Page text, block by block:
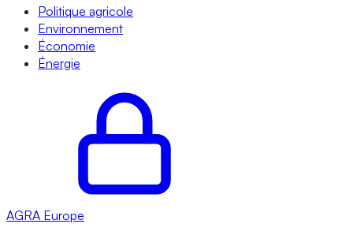
Politique agricole
Environnement
Économie
Énergie
AGRA Europe